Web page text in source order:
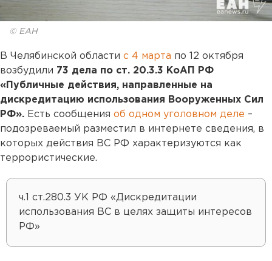
© ЕАН
В Челябинской области с 4 марта по 12 октября
возбудили 73 дела по ст. 20.3.3 КоАП РФ
«Публичные действия, направленные на
дискредитацию использования Вооруженных Сил
РФ». Есть сообщения об одном уголовном деле –
подозреваемый разместил в интернете сведения, в
которых действия ВС РФ характеризуются как
террористические
ч.1 ст.280.3 УК РФ «Дискредитации
использования ВС в целях защиты интересов
РФ»
.